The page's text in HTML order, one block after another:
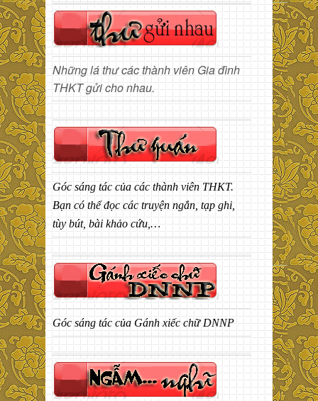
Những lá thư các thành viên Gia đình
THKT gửi cho nhau.
Góc sáng tác của các thành viên THKT.
Bạn có thể đọc các truyện ngắn, tạp ghi,
tùy bút, bài khảo cứu,…
Góc sáng tác của Gánh xiếc chữ DNNP